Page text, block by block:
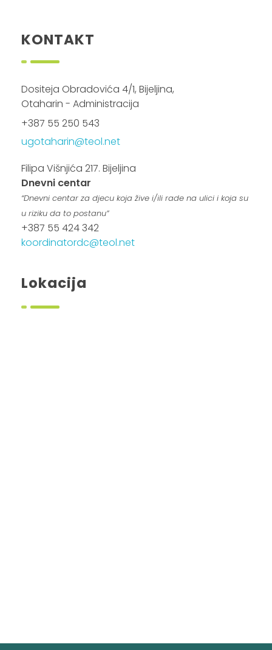
KONTAKT
Dositeja Obradovića 4/1, Bijeljina,
Otaharin - Administracija
+387 55 250 543
ugotaharin@teol.net
Filipa Višnjića 217. Bijeljina
Dnevni centar
“Dnevni centar za djecu koja žive i/ili rade na ulici i koja su
u riziku da to postanu”
+387 55 424 342
koordinatordc@teol.net
Lokacija